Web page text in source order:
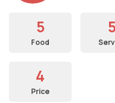
5
Food
5
4
Price